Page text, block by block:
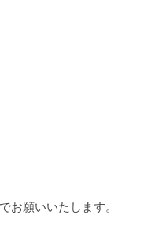
お願いいたします。